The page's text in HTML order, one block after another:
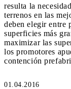
resulta la
terrenos en las
deben elegir entre
superficies más
maximizar las
los promotores
01.04.2016